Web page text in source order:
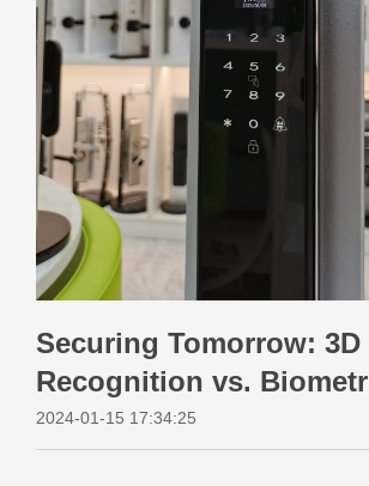
Securing Tomorrow: 3D
Recognition vs.
2024-01-15 17:34:25